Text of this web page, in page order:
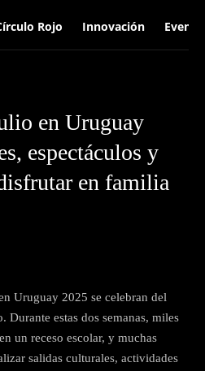
Rojo Innovación
en Uruguay
espectáculos y
en familia
Uruguay 2025 se celebran del
Durante estas dos semanas, miles
un receso escolar, y muchas
salidas culturales, actividades